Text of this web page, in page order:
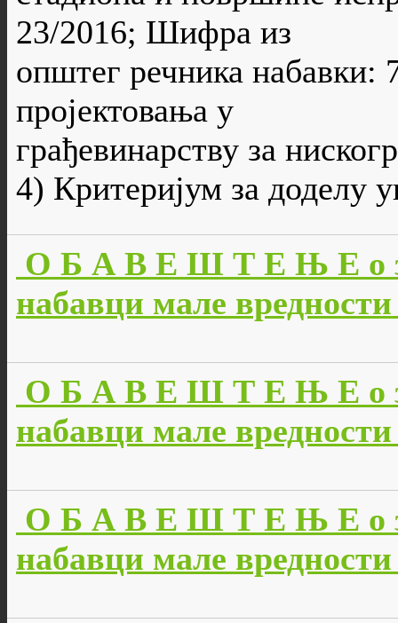
23/2016; Шифра из
општег речника набавки:
пројектовања у
грађевинарству за
4) Критеријум за доделу
О Б А В Е Ш Т Е Њ Е о
набавци мале
О Б А В Е Ш Т Е Њ Е о
набавци мале
О Б А В Е Ш Т Е Њ Е о
набавци мале